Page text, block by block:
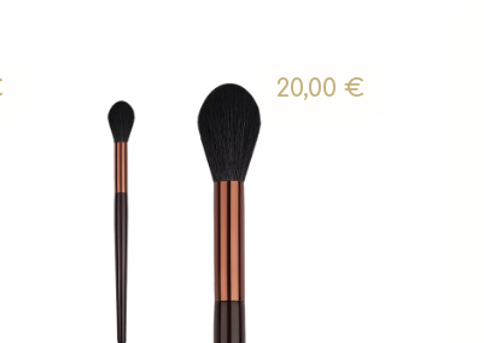
20,00€